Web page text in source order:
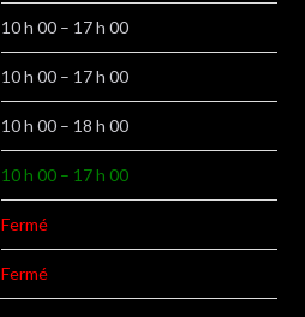
10 h 00 – 17 h 00
10 h 00 – 17 h 00
10 h 00 – 18 h 00
10 h 00 – 17 h 00
Fermé
Fermé